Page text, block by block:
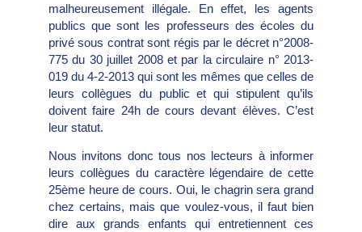
malheureusement illégale. En effet, les agents
publics que sont les professeurs des écoles du
privé sous contrat sont régis par le décret n°2008-
775 du 30 juillet 2008 et par la circulaire n° 2013-
019 du 4-2-2013 qui sont les mêmes que celles de
leurs collègues du public et qui stipulent qu’ils
doivent faire 24h de cours devant élèves. C’est
leur statut.
Nous invitons donc tous nos lecteurs à informer
leurs collègues du caractère légendaire de cette
25ème heure de cours. Oui, le chagrin sera grand
chez certains, mais que voulez-vous, il faut bien
dire aux grands enfants qui entretiennent ces